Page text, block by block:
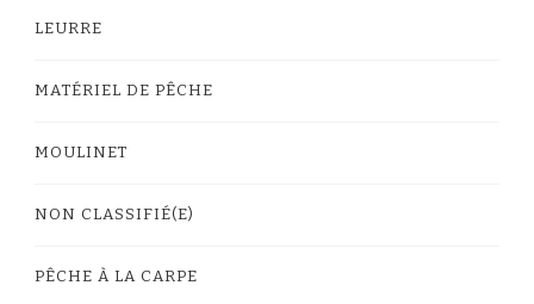
LEURRE
MATÉRIEL DE PÊCHE
MOULINET
NON CLASSIFIÉ(E)
PÊCHE À LA CARPE